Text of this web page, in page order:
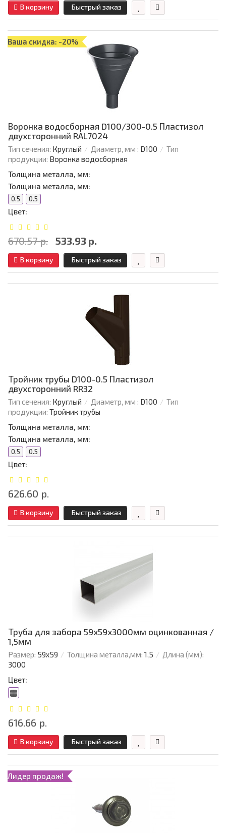
В корзину Быстрый заказ
Ваша скидка: -20%
Воронка водосборная D100/300-0.5 Пластизол
двухсторонний RAL7024
Тип сечения: Круглый Диаметр, мм : D100
Тип
продукции: Воронка водосборная
Толщина металла, мм:
Толщина металла, мм:
0.5 0.5
Цвет:
670.57 р. 533.93 р.
В корзину Быстрый заказ
Тройник трубы D100-0.5 Пластизол
двухсторонний RR32
Тип сечения: Круглый Диаметр, мм : D100
Тип
продукции: Тройник трубы
Толщина металла, мм:
Толщина металла, мм:
0.5 0.5
Цвет:
626.60 р.
В корзину Быстрый заказ
Труба для забора 59х59x3000мм оцинкованная /
1,5мм
Размер: 59х59 Толщина металла,мм: 1,5
Длина (мм):
3000
Цвет:
616.66 р.
В корзину Быстрый заказ
Лидер продаж!